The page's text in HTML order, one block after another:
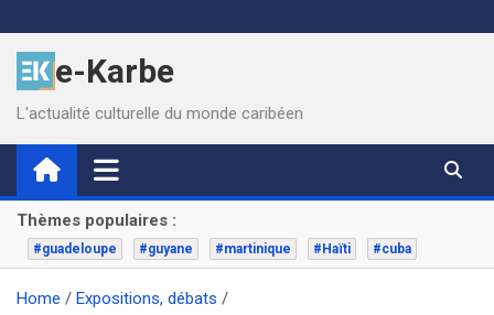
to
contente-Karbe
L'actualité culturelle du monde caribéen
Thèmes populaires :
#guadeloupe #guyane #martinique #Haïti #cuba
Home
Expositions, débats